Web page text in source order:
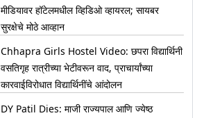
मीडियावर हॉटेलमधील व्हिडिओ व्हायरल; सायबर
सुरक्षेचे मोठे आव्हान
Chhapra Girls Hostel Video: छपरा विद्यार्थिनी
वसतिगृह रात्रीच्या भेटीवरून वाद, प्राचार्यांच्या
कारवाईविरोधात विद्यार्थिनींचे आंदोलन
DY Patil Dies: माजी राज्यपाल आणि ज्येष्ठ